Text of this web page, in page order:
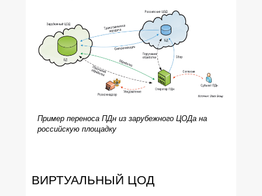
Пример переноса ПДн из зарубежного ЦОДа на
российскую площадку
ВИРТУАЛЬНЫЙ ЦОД